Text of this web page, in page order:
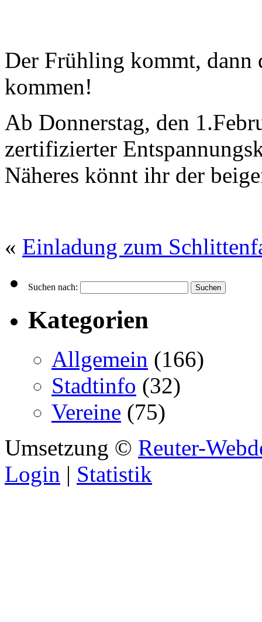
Der Frühling kommt, dann
kommen!
Ab Donnerstag, den
zertifizierter
Näheres könnt ihr der
« Einladung zum
Suchen nach:
Kategorien
Allgemein (166)
Stadtinfo (32)
Vereine (75)
Umsetzung © Reuter-
Login | Statistik